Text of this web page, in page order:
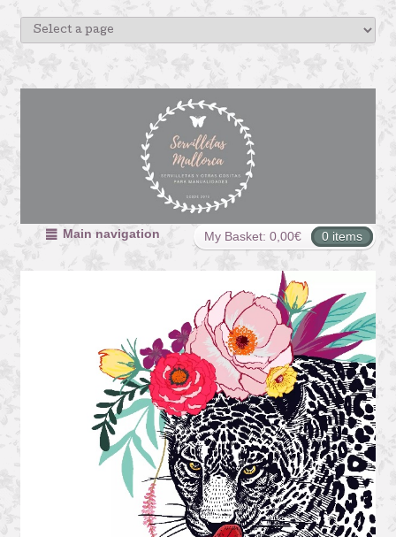
My Basket: 0,00€ 0 items
Main navigation